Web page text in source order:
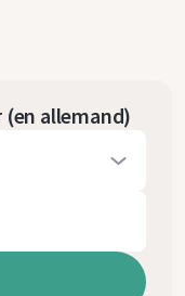
allemand)